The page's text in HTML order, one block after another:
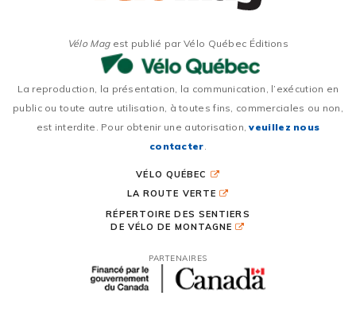
Vélo Magest publié par Vélo Québec Éditions
La reproduction, la présentation, la communication, l’exécution en
public ou toute autre utilisation, à toutes fins, commerciales ou non,
est interdite. Pour obtenir une autorisation,veuillez nous
contacter.
VÉLO QUÉBEC
LA ROUTE VERTE
RÉPERTOIRE DES SENTIERS
DE VÉLO DE MONTAGNE
PARTENAIRES